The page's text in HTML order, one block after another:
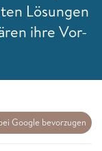
Lösungen
ihre Vor-
Google bevorzugen